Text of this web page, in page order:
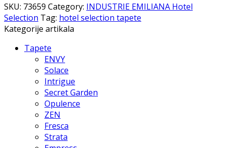
SKU: 73659 Category: INDUSTRIE EMILIANA Hotel
Selection Tag: hotel selection tapete
Kategorije artikala
Tapete
ENVY
Solace
Intrigue
Secret Garden
Opulence
ZEN
Fresca
Strata